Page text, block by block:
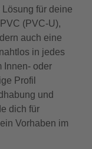
für deine
(PVC-U),
auch eine
in jedes
Innen- oder
Profil
und
dich für
Vorhaben im